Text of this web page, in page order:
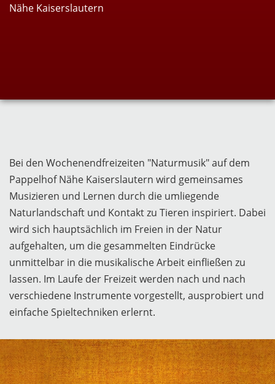
Nähe Kaiserslautern
Bei den Wochenendfreizeiten "Naturmusik" auf dem
Pappelhof Nähe Kaiserslautern wird gemeinsames
Musizieren und Lernen durch die umliegende
Naturlandschaft und Kontakt zu Tieren inspiriert. Dabei
wird sich hauptsächlich im Freien in der Natur
aufgehalten, um die gesammelten Eindrücke
unmittelbar in die musikalische Arbeit einfließen zu
lassen. Im Laufe der Freizeit werden nach und nach
verschiedene Instrumente vorgestellt, ausprobiert und
einfache Spieltechniken erlernt.